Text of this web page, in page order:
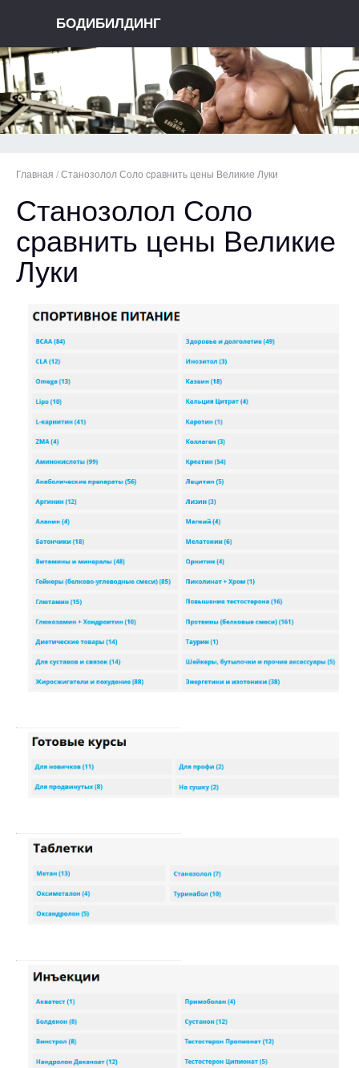
БОДИБИЛДИНГ
Главная / Станозолол Соло сравнить цены Великие Луки
Станозолол Соло
сравнить цены Великие
Луки